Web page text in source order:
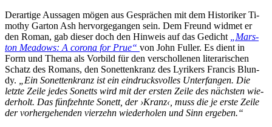
Der­ar­ti­ge Aus­sa­gen mö­gen aus Ge­sprä­chen mit dem His­to­ri­ker Ti­
mo­thy Gar­ton Ash her­vor­ge­gan­gen sein. Dem Freund wid­met er
den Ro­man, gab die­ser doch den Hin­weis auf das Ge­dicht
„Mar­s­
ton Me­a­dows: A co­ro­na for Prue“ von John Ful­ler. Es dient in
Form und The­ma als Vor­bild für den ver­schol­le­nen li­te­ra­ri­schen
Schatz des Ro­mans, den So­net­ten­kranz des Ly­ri­kers Fran­cis Blun­
dy.
„Ein So­net­ten­kranz ist ein ein­drucks­vol­les Un­ter­fan­gen. Die
letz­te Zei­le je­des So­netts wird mit der ers­ten Zei­le des nächs­ten wie­
der­holt. Das fünf­zehn­te So­nett, der ›Kranz‹, muss die je ers­te Zei­le
der vor­her­ge­hen­den vier­zehn wie­der­ho­len und Sinn ergeben.“